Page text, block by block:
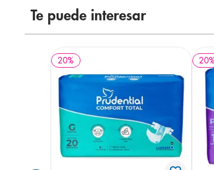
Te puede interesar
20% 20%